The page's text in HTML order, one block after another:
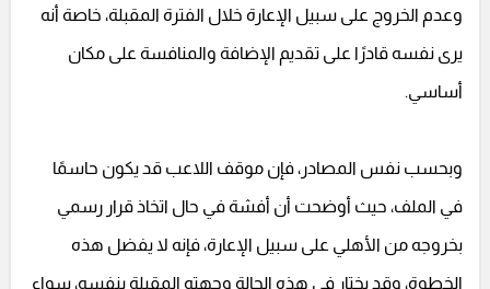
وعدم الخروج على سبيل الإعارة خلال الفترة المقبلة، خاصة أنه
يرى نفسه قادرًا على تقديم الإضافة والمنافسة على مكان
أساسي.
وبحسب نفس المصادر، فإن موقف اللاعب قد يكون حاسمًا
في الملف، حيث أوضحت أن أفشة في حال اتخاذ قرار رسمي
بخروجه من الأهلي على سبيل الإعارة، فإنه لا يفضل هذه
الخطوة، وقد يختار في هذه الحالة وجهته المقبلة بنفسه، سواء